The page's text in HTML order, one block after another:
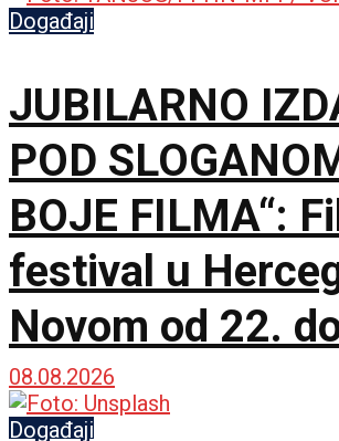
Događaji
JUBILARNO
POD
BOJE FILMA“:
festival u
Novom od 22.
avgusta
08.08.2026
Događaji